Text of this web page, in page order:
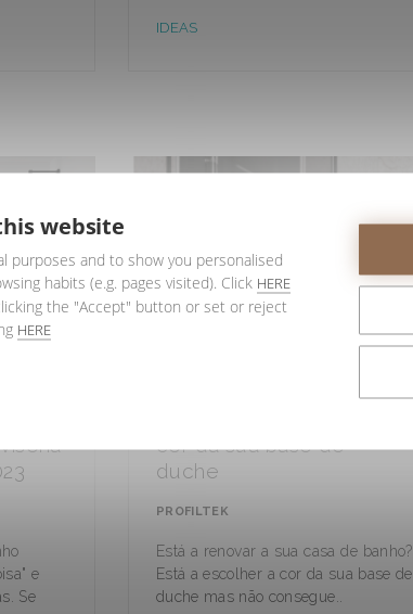
IDEAS
e
Se
cor da sua base de
duche
PROFILTEK
Está a renovar a sua casa de banho?
Está a escolher a cor da sua base de
duche mas não consegue..
website
purposes and to show you personalised
habits (e.g. pages visited). Click HERE
the "Accept" button or set or reject
HERE